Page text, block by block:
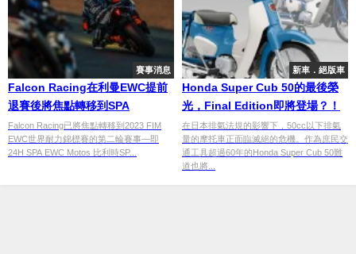
賽事消息
Falcon Racing在利曼EWC提前
退賽後將焦點轉移到SPA
Falcon Racing已將焦點轉移到2023 FIM
EWC世界耐力錦標賽的第二輪賽事—即
24H SPA EWC Motos 比利時SP...
新車．絕版車
Honda Super Cub 50的最後榮
光，Final Edition即將登場？！
在日本排氣法規的影響下，50cc以下排氣
量的摩托車正面臨滅絕的危機。作為庶民交
通工具超過60年的Honda Super Cub 50難
道也將...